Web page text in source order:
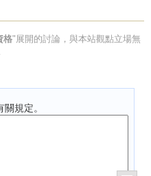
格"展開的討論，與本站觀點立場無
規定。